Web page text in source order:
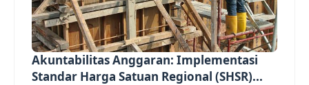
Akuntabilitas Anggaran: Implementasi
Standar Harga Satuan Regional (SHSR)...